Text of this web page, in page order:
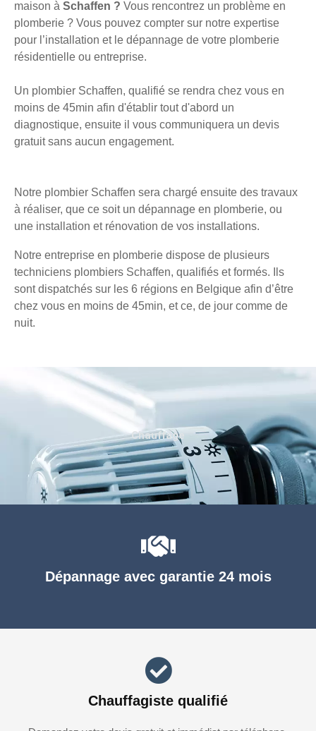
maison à Schaffen ? Vous rencontrez un problème en
plomberie ? Vous pouvez compter sur notre expertise
pour l’installation et le dépannage de votre plomberie
résidentielle ou entreprise.
Un plombier Schaffen, qualifié se rendra chez vous en
moins de 45min afin d'établir tout d'abord un
diagnostique, ensuite il vous communiquera un devis
gratuit sans aucun engagement.
Notre plombier Schaffen sera chargé ensuite des travaux
à réaliser, que ce soit un dépannage en plomberie, ou
une installation et rénovation de vos installations.
Notre entreprise en plomberie dispose de plusieurs
techniciens plombiers Schaffen, qualifiés et formés. Ils
sont dispatchés sur les 6 régions en Belgique afin d’être
chez vous en moins de 45min, et ce, de jour comme de
nuit.
Dépannage avec garantie 24 mois
Chauffagiste qualifié
Chauffage